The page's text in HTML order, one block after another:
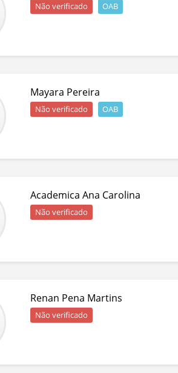
Não verificado OAB
Mayara Pereira
Não verificado OAB
Academica Ana Carolina
Não verificado
Renan Pena Martins
Não verificado